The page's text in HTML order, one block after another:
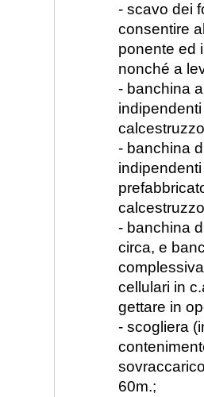
- scavo dei
consentire
ponente ed
nonché a
- banchina
- banchina
- banchina
circa, e
cellulari in
gettare in
- scogliera
60m.;